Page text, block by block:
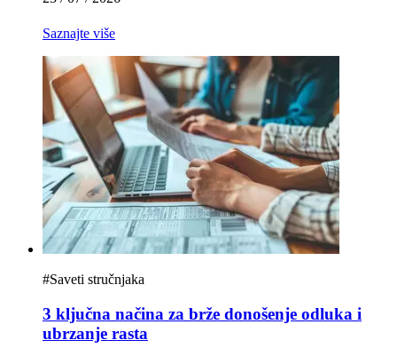
Saznajte više
#Saveti stručnjaka
3 ključna načina za brže donošenje odluka i
ubrzanje rasta